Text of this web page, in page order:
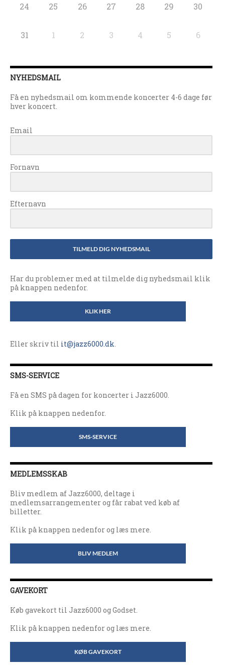
24 25 26 27 28 29 30
31 1 2 3 4 5 6
NYHEDSMAIL
Få en nyhedsmail om kommende koncerter 4-6 dage før
hver koncert.
Email
Fornavn
Efternavn
TILMELD DIG NYHEDSMAIL
Har du problemer med at tilmelde dig nyhedsmail klik
på knappen nedenfor.
KLIK HER
Eller skriv til it@jazz6000.dk.
SMS-SERVICE
Få en SMS på dagen for koncerter i Jazz6000.
Klik på knappen nedenfor.
SMS-SERVICE
MEDLEMSSKAB
Bliv medlem af Jazz6000, deltage i
medlemsarrangementer og får rabat ved køb af
billetter.
Klik på knappen nedenfor og læs mere.
BLIV MEDLEM
GAVEKORT
Køb gavekort til Jazz6000 og Godset.
Klik på knappen nedenfor og læs mere.
KØB GAVEKORT